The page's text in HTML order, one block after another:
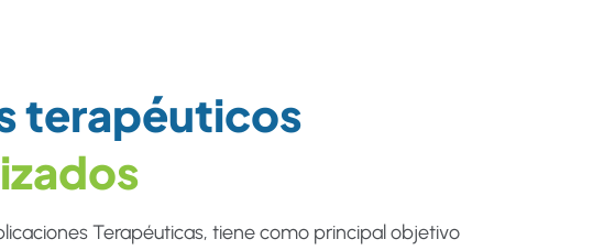
terapéuticos
Terapéuticas, tiene como principal objetivo